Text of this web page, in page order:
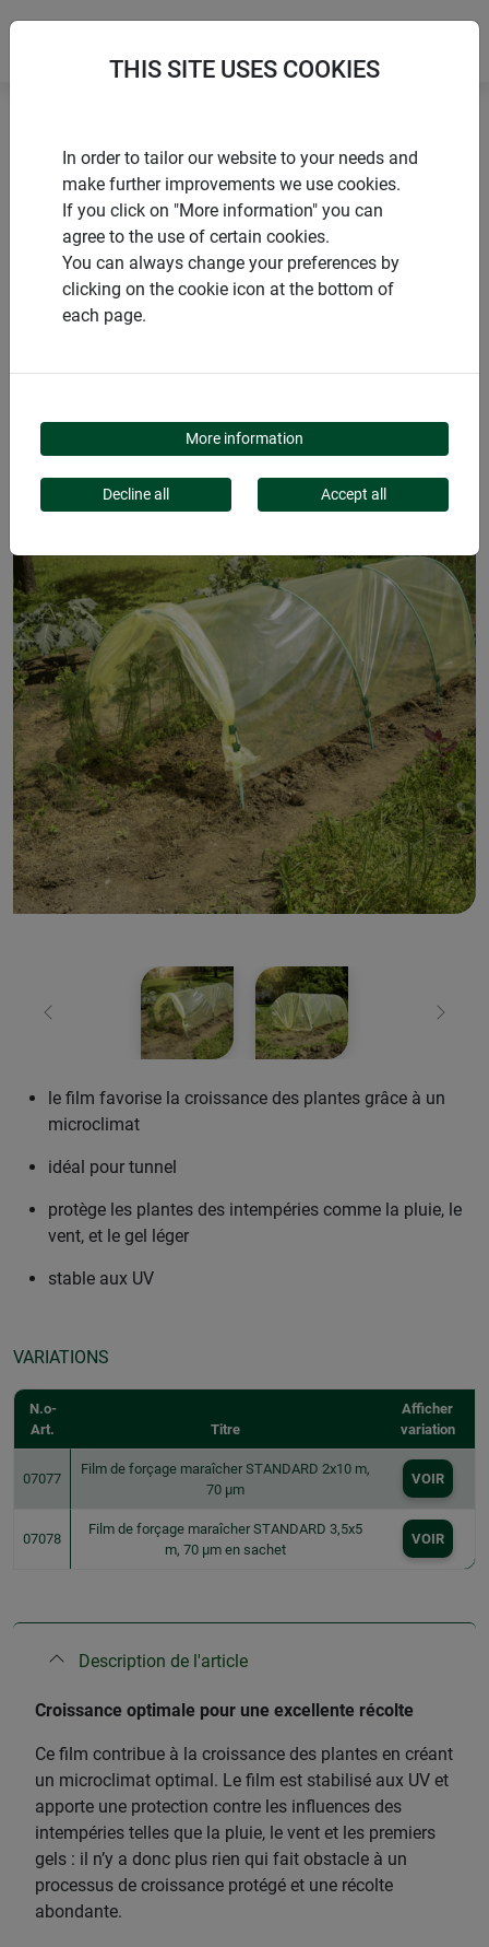
Accueil
Activation de la croissance
Film maraîcher YELLOW
PRODUITS
FILM MARAÎCHER
YELLOW
retour
le film favorise la croissance des plantes grâce à un
microclimat
idéal pour tunnel
protège les plantes des intempéries comme la pluie, le
vent, et le gel léger
stable aux UV
VARIATIONS
N.o-
Art.
Titre
Afficher
variation
07077
Film de forçage maraîcher STANDARD 2x10 m,
70 µm
VOIR
07078
Film de forçage maraîcher STANDARD 3,5x5
m, 70 µm en sachet
VOIR
Description de l'article
Croissance optimale pour une excellente récolte
Ce film contribue à la croissance des plantes en créant
un microclimat optimal. Le film est stabilisé aux UV et
apporte une protection contre les influences des
intempéries telles que la pluie, le vent et les premiers
gels : il n’y a donc plus rien qui fait obstacle à un
processus de croissance protégé et une récolte
abondante.
THIS SITE USES COOKIES
In order to tailor our website to your needs and
make further improvements we use cookies.
If you click on "More information" you can
agree to the use of certain cookies.
You can always change your preferences by
clicking on the cookie icon at the bottom of
each page.
More information
Decline all Accept all